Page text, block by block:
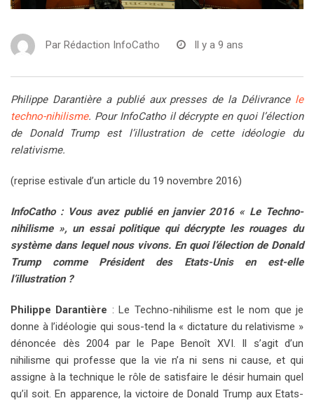
Par Rédaction InfoCatho Il y a 9 ans
Philippe Darantière a publié aux presses de la Délivrance le
techno-nihilisme. Pour InfoCatho il décrypte en quoi l’élection
de Donald Trump est l’illustration de cette idéologie du
relativisme.
(reprise estivale d’un article du 19 novembre 2016)
InfoCatho : Vous avez publié en janvier 2016 « Le Techno-
nihilisme », un essai politique qui décrypte les rouages du
système dans lequel nous vivons. En quoi l’élection de Donald
Trump comme Président des Etats-Unis en est-elle
l’illustration ?
Philippe Darantière : Le Techno-nihilisme est le nom que je
donne à l’idéologie qui sous-tend la « dictature du relativisme »
dénoncée dès 2004 par le Pape Benoît XVI. Il s’agit d’un
nihilisme qui professe que la vie n’a ni sens ni cause, et qui
assigne à la technique le rôle de satisfaire le désir humain quel
qu’il soit. En apparence, la victoire de Donald Trump aux Etats-